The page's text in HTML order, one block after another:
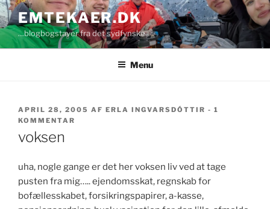
Videre
til
indhold
EMTEKAER.DK
…blogbogstaver fra det sydfynske
Menu
UDGIVET
DEN
APRIL 28, 2005 AF ERLA INGVARSDÓTTIR - 1
KOMMENTAR
voksen
uha, nogle gange er det her voksen liv ved at tage
pusten fra mig….. ejendomsskat, regnskab for
bofællesskabet, forsikringspapirer, a-kasse,